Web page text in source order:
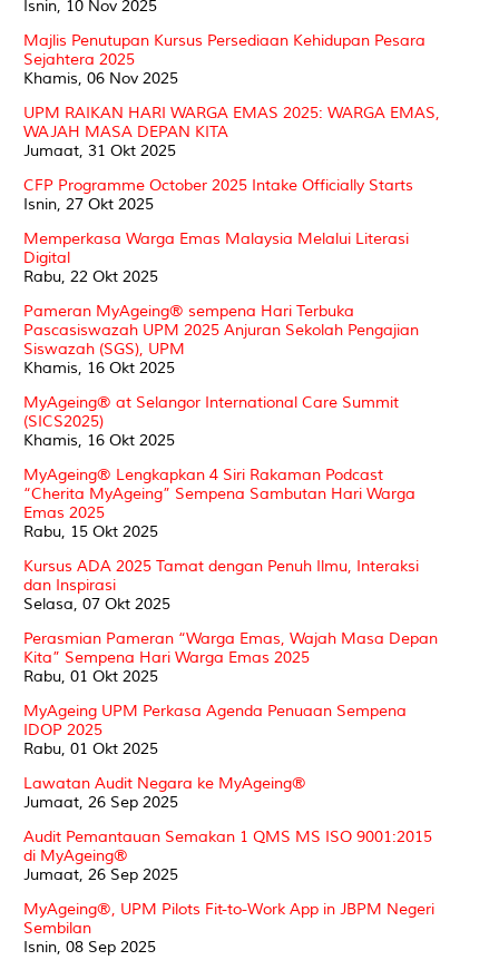
Isnin, 10 Nov 2025
Majlis Penutupan Kursus Persediaan Kehidupan Pesara
Sejahtera 2025
Khamis, 06 Nov 2025
UPM RAIKAN HARI WARGA EMAS 2025: WARGA EMAS,
WAJAH MASA DEPAN KITA
Jumaat, 31 Okt 2025
CFP Programme October 2025 Intake Officially Starts
Isnin, 27 Okt 2025
Memperkasa Warga Emas Malaysia Melalui Literasi
Digital
Rabu, 22 Okt 2025
Pameran MyAgeing® sempena Hari Terbuka
Pascasiswazah UPM 2025 Anjuran Sekolah Pengajian
Siswazah (SGS), UPM
Khamis, 16 Okt 2025
MyAgeing® at Selangor International Care Summit
(SICS2025)
Khamis, 16 Okt 2025
MyAgeing® Lengkapkan 4 Siri Rakaman Podcast
“Cherita MyAgeing” Sempena Sambutan Hari Warga
Emas 2025
Rabu, 15 Okt 2025
Kursus ADA 2025 Tamat dengan Penuh Ilmu, Interaksi
dan Inspirasi
Selasa, 07 Okt 2025
Perasmian Pameran “Warga Emas, Wajah Masa Depan
Kita” Sempena Hari Warga Emas 2025
Rabu, 01 Okt 2025
MyAgeing UPM Perkasa Agenda Penuaan Sempena
IDOP 2025
Rabu, 01 Okt 2025
Lawatan Audit Negara ke MyAgeing®
Jumaat, 26 Sep 2025
Audit Pemantauan Semakan 1 QMS MS ISO 9001:2015
di MyAgeing®
Jumaat, 26 Sep 2025
MyAgeing®, UPM Pilots Fit-to-Work App in JBPM Negeri
Sembilan
Isnin, 08 Sep 2025